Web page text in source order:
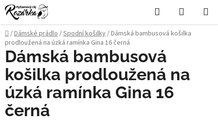
Přejít
na
obsah
Hledat
KOŠÍK
Domů
/Dámské prádlo/Spodní košilky/Dámská bambusová košilka
prodloužená na úzká ramínka Gina 16 černá
Dámská bambusová
košilka prodloužená na
úzká ramínka Gina 16
černá